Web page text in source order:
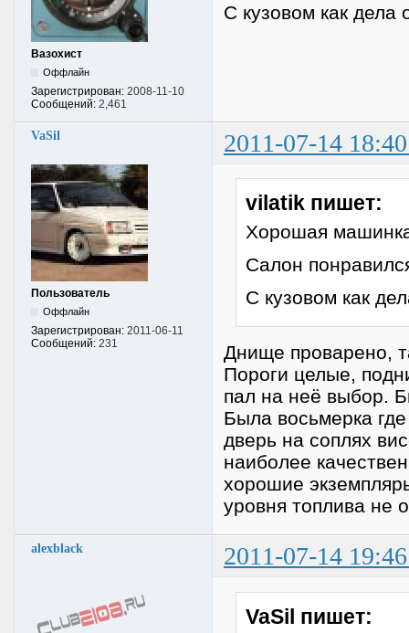
Вазохист
Оффлайн
Зарегистрирован: 2008-11-10
Сообщений: 2,461
С кузовом как дела
VaSil 2011-07-14
Пользователь
Оффлайн
Зарегистрирован: 2011-06-11
Сообщений: 231
vilatik пишет:
Хорошая
Салон
С кузовом как
Днище проварено,
Пороги целые,
пал на неё выбор.
Была восьмерка
дверь на соплях
наиболее
хорошие
уровня топлива не
alexblack 2011-07-14
VaSil пишет: